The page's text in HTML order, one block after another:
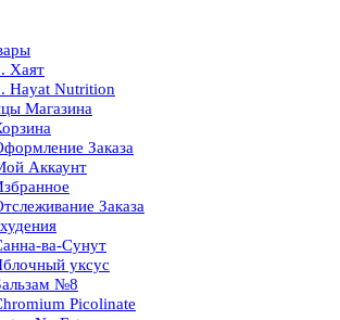
Хаят
Hayat Nutrition
Магазина
Заказа
Аккаунт
Заказа
ва-Сунут
уксус
№8
Picolinate